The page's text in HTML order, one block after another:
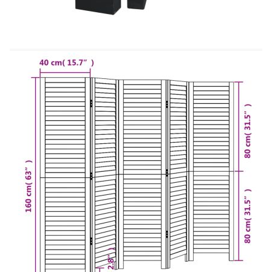
поверителност е изработен от масивно дърво от
пауловния, което го прави лесен за почистване
и издръжлив. Рамката от масивно дърво
пауловния гарантира здравина и стабилност.
Масивното дърво от пауловния е красив
естествен материал. Дървесината от пауловния е
силно устойчива на насекоми и гниене. Гъвкав
и лесен за сгъване: Всяка преграда е свързана с
3 метални панти, а горният и долният панел са
свързани чрез скрити панти 2 в 1. Така панелът
за разделяне на стая може лесно да се сгъне до
известна степен според вашите нужди, за да
спестите място. Многофункционален:
Преградата за стая е чудесна за създаване на
лично пространство във вашата спалня,
всекидневна, офис и други интериори. Можете
също да го поставите пред прозорец, за да
блокира интензивната слънчева светлина.
Внимание:Само за вътрешна употреба.